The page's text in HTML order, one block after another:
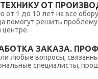
ОТ
1 до 10 лет на все
помогут решить
ЗАКАЗА.
любые вопросы,
специалисты,